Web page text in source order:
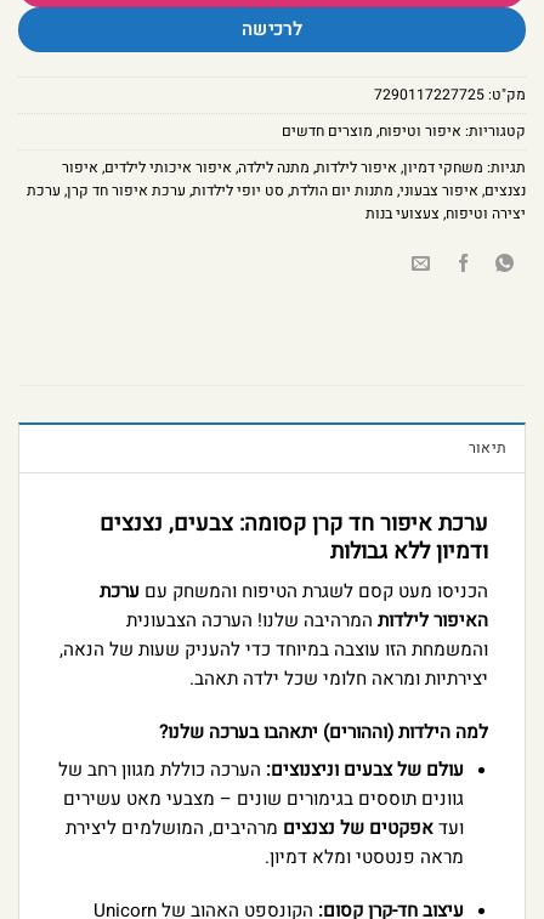
לרכישה
מק"ט:7290117227725
קטגוריות: איפור וטיפוח, מוצרים חדשים
תגיות: משחקי דמיון, איפור לילדות, מתנה לילדה, איפור איכותי לילדים, איפור
נצנצים, איפור צבעוני, מתנות יום הולדת, סט יופי לילדות, ערכת איפור חד קרן, ערכת
יצירה וטיפוח, צעצועי בנות
תיאור
ערכת איפור חד קרן קסומה: צבעים, נצנצים
ודמיון ללא גבולות
הכניסו מעט קסם לשגרת הטיפוח והמשחק עם ערכת
האיפור לילדות המרהיבה שלנו! הערכה הצבעונית
והמשמחת הזו עוצבה במיוחד כדי להעניק שעות של הנאה,
יצירתיות ומראה חלומי שכל ילדה תאהב.
למה הילדות (וההורים) יתאהבו בערכה שלנו?
עולם של צבעים וניצנוצים: הערכה כוללת מגוון רחב של
גוונים תוססים בגימורים שונים – מצבעי מאט עשירים
ועדאפקטים של נצנצים מרהיבים, המושלמים ליצירת
מראה פנטסטי ומלא דמיון.
עיצוב חד-קרן קסום:
הקונספט האהוב של Unicorn